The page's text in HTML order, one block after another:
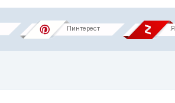
Пинтерест